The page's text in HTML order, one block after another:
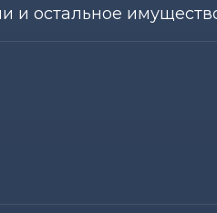
и остальное